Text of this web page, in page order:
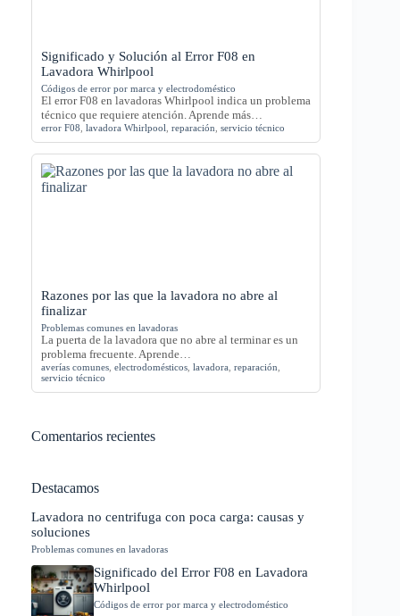
Significado y Solución al Error F08 en
Lavadora Whirlpool
Códigos de error por marca y electrodoméstico
El error F08 en lavadoras Whirlpool indica un problema
técnico que requiere atención. Aprende más…
error F08 lavadora Whirlpool reparación servicio técnico
Razones por las que la lavadora no abre al
finalizar
Problemas comunes en lavadoras
La puerta de la lavadora que no abre al terminar es un
problema frecuente. Aprende…
averías comunes electrodomésticos lavadora reparación
servicio técnico
Comentarios recientes
Destacamos
Lavadora no centrifuga con poca carga: causas y
soluciones
Problemas comunes en lavadoras
Significado del Error F08 en Lavadora
Whirlpool
Códigos de error por marca y electrodoméstico